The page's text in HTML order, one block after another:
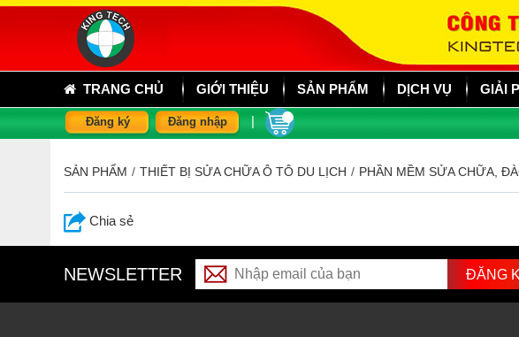
TRANG CHỦ GIỚI THIỆU SẢN PHẨM DỊCH VỤ GIẢI
Đăng ký Đăng nhập
SẢN PHẨM / THIẾT BỊ SỬA CHỮA Ô TÔ DU LỊCH / PHẦN MỀM SỬA CHỮA,
Chia sẻ
NEWSLETTER